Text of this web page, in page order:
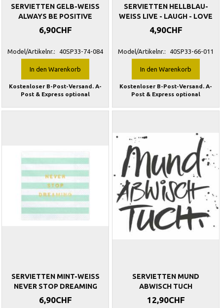
SERVIETTEN GELB-WEISS
ALWAYS BE POSITIVE
6,90CHF
Model/Artikelnr.: 40SP33-74-084
In den Warenkorb
Kostenloser B-Post-Versand. A-
Post & Express optional
SERVIETTEN HELLBLAU-
WEISS LIVE - LAUGH - LOVE
4,90CHF
Model/Artikelnr.: 40SP33-66-011
In den Warenkorb
Kostenloser B-Post-Versand. A-
Post & Express optional
SERVIETTEN MINT-WEISS
NEVER STOP DREAMING
6,90CHF
SERVIETTEN MUND
ABWISCH TUCH
12,90CHF